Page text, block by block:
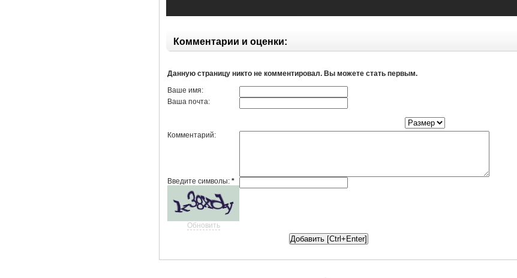
Комментарии и оценки:
Данную страницу никто не комментировал. Вы можете стать первым.
Ваше имя:
Ваша почта:
Комментарий:
Введите символы:*
Обновить